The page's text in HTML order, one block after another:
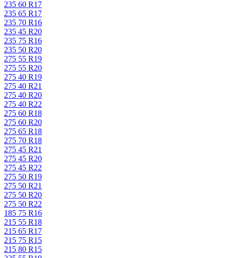
235 60 R17
235 65 R17
235 70 R16
235 45 R20
235 75 R16
235 50 R20
275 55 R19
275 55 R20
275 40 R19
275 40 R21
275 40 R20
275 40 R22
275 60 R18
275 60 R20
275 65 R18
275 70 R18
275 45 R21
275 45 R20
275 45 R22
275 50 R19
275 50 R21
275 50 R20
275 50 R22
185 75 R16
215 55 R18
215 65 R17
215 75 R15
215 80 R15